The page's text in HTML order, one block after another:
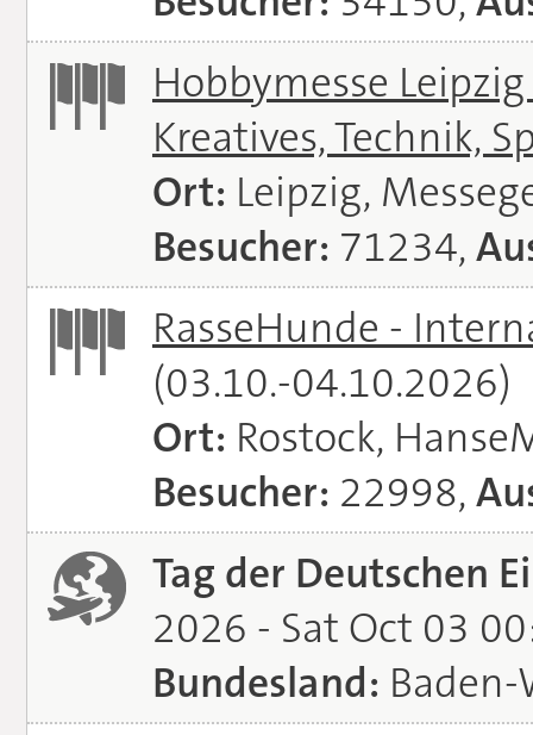
Hobbymesse
Kreatives, Technik,
Ort: Leipzig,
Besucher: 71234,
RasseHunde -
(03.10.-04.10.2026)
Ort: Rostock,
Besucher: 22998,
Tag der Deutschen
2026 - Sat Oct 03
Bundesland: